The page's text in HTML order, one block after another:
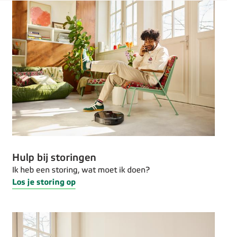
Hulp bij storingen
Ik heb een storing, wat moet ik doen?
Los je storing op